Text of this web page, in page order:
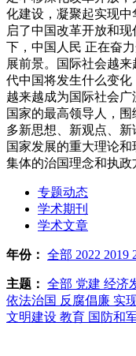
化建设，凝聚起实现
启了中国改革开放和
下，中国人民 正在奋
展前景。国际社会越
代中国将发生什么变化
越来越成为国际社会
国家的最高领导人，
多新思想、新观点、
国家发展的重大理论
集体的治国理念和执政
专题动态
学术期刊
学术文章
年份： 全部 2022 2019
主题： 全部 党建 经济
依法治国 反腐倡廉 实
文明建设 教育 国防和